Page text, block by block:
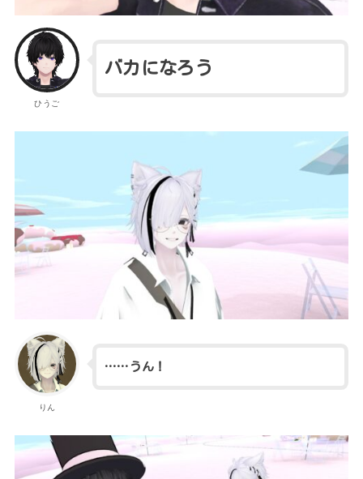
ひうご
バカになろう
りん
……うん！